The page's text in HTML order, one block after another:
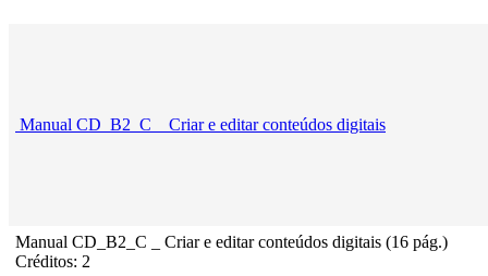
Manual CD_B2_C _ Criar e editar conteúdos digitais
Manual CD_B2_C _ Criar e editar conteúdos digitais (16 pág.)
Créditos: 2